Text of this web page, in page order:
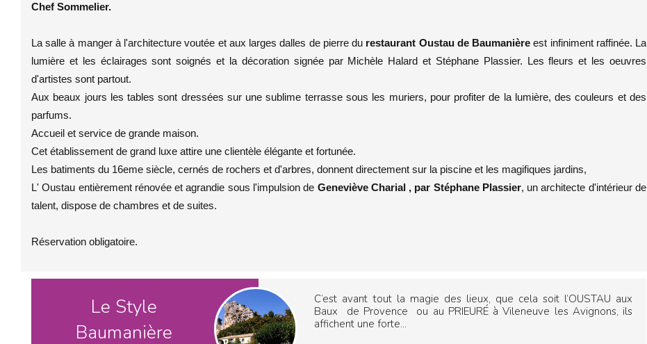
Chef Sommelier.
La salle à manger à l'architecture voutée et aux larges dalles de pierre du restaurant Oustau de Baumanièreest infiniment raffinée. La
lumière et les éclairages sont soignés et la décoration signée par Michèle Halard et Stéphane Plassier. Les fleurs et les oeuvres
d'artistes sont partout.
Aux beaux jours les tables sont dressées sur une sublime terrasse sous les muriers, pour profiter de la lumière, des couleurs et des
parfums.
Accueil et service de grande maison.
Cet établissement de grand luxe attire une clientèle élégante et fortunée.
Les batiments du 16eme siècle, cernés de rochers et d'arbres, donnent directement sur la piscine et les magifiques jardins,
L' Oustau entièrement rénovée et agrandie sous l'impulsion de Geneviève Charial , par Stéphane Plassier, un architecte d'intérieur de
talent, dispose de chambres et de suites.
Réservation obligatoire.
Le Style
Baumanière
C’est avant tout la magie des lieux, que cela soit l’OUSTAU aux
Baux de Provence ou au PRIEURÉ à Vileneuve les Avignons, ils
affichent une forte...